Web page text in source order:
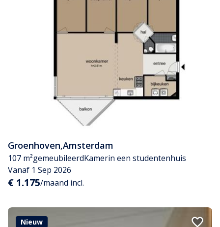
Groenhoven,Amsterdam
107 m²gemeubileerdKamerin een studentenhuis
Vanaf 1 Sep 2026
€ 1.175/maand incl.
Nieuw